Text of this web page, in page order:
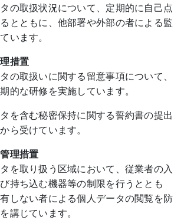
の取扱状況について、定期的に自己点
とともに、他部署や外部の者による監
います。
措置
の取扱いに関する留意事項について、
的な研修を実施しています。
を含む秘密保持に関する誓約書の提出
ら受けています。
理措置
を取り扱う区域において、従業者の入
持ち込む機器等の制限を行うととも
しない者による個人データの閲覧を防
講じています。